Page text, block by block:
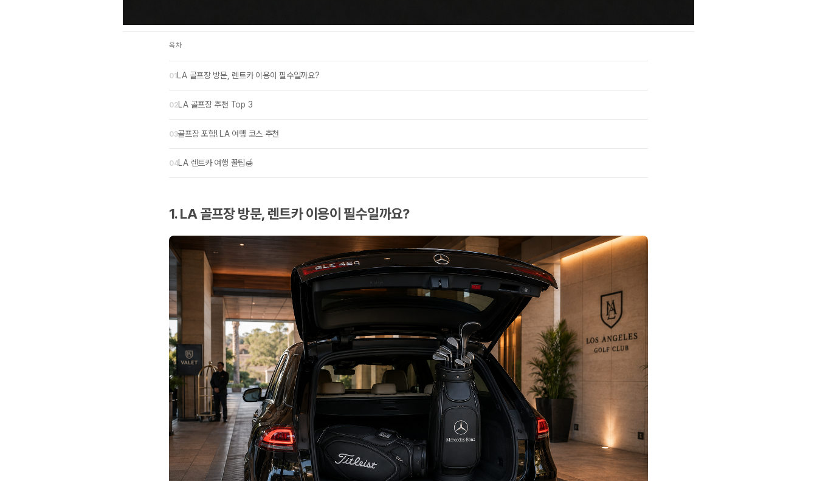
목차
LA 골프장 방문, 렌트카 이용이 필수일까요?
LA 골프장 추천 Top 3
골프장 포함! LA 여행 코스 추천
LA 렌트카 여행 꿀팁🍯
1. LA 골프장 방문, 렌트카 이용이 필수일까요?